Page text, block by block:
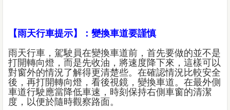
【雨天行車提示】：變換車道要謹慎
雨天行車，駕駛員在變換車道前，首先要做的並不是
打開轉向燈，而是先收油，將速度降下來，這樣可以
對窗外的情況了解得更清楚些。在確認情況比較安全
後，再打開轉向燈，看後視鏡，變換車道。在最外側
車道行駛應當降低車速，時刻保持右側車窗的清潔
度，以便於隨時觀察路面。